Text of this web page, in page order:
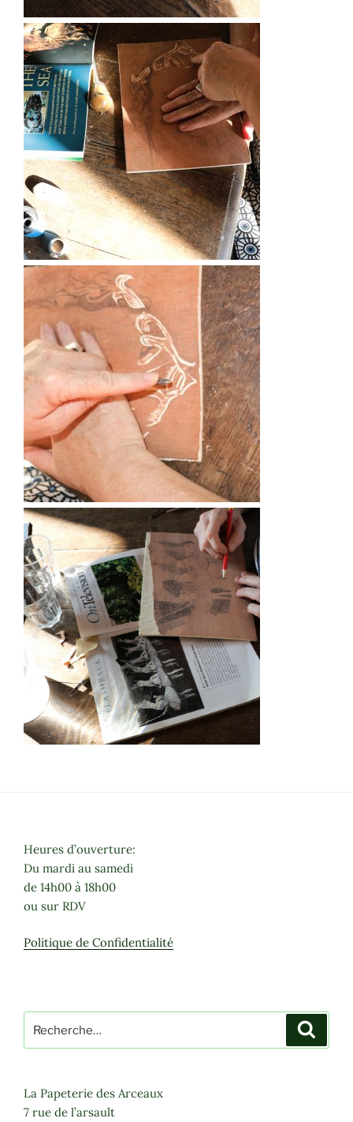
Heures d’ouverture:
Du mardi au samedi
de 14h00 à 18h00
ou sur RDV
Politique de Confidentialité
pour
La Papeterie des Arceaux
7 rue de l’arsault